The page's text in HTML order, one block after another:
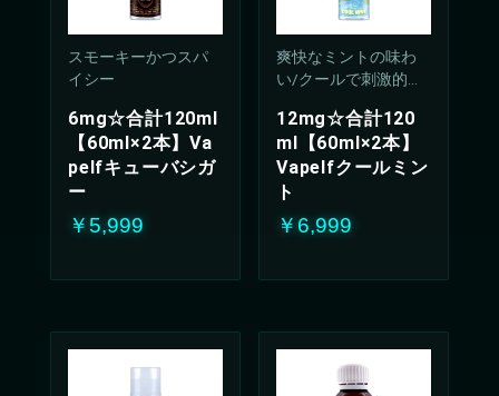
スモーキーかつスパ
イシー
6mg☆合計120ml
【60ml×2本】Va
pelfキューバシガ
ー
￥5,999
爽快なミントの味わ
い/クールで刺激的な
G%)
12mg☆合計120
ml【60ml×2本】
Vapelfクールミン
ト
￥6,999